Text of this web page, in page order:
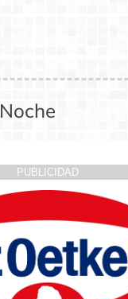
Noche
PUBLICIDAD